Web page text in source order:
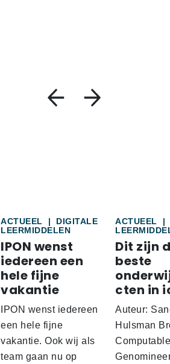
ACTUEEL |
DIGITALE
LEERMIDDELEN
IPON wenst
iedereen een
hele fijne
vakantie
IPON wenst iedereen
een hele fijne
vakantie. Ook wij als
team gaan nu op
ACTUEEL
|
Dit zijn
beste
cten in
Auteur:
Hulsman
Computable